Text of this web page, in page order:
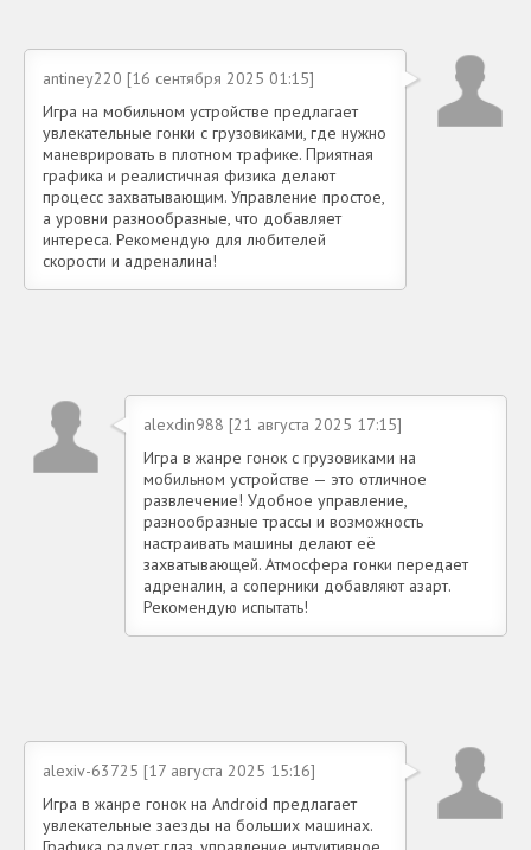
antiney220 [16 сентября 2025 01:15]
Игра на мобильном устройстве предлагает
увлекательные гонки с грузовиками, где нужно
маневрировать в плотном трафике. Приятная
графика и реалистичная физика делают
процесс захватывающим. Управление простое,
а уровни разнообразные, что добавляет
интереса. Рекомендую для любителей
скорости и адреналина!
alexdin988 [21 августа 2025 17:15]
Игра в жанре гонок с грузовиками на
мобильном устройстве — это отличное
развлечение! Удобное управление,
разнообразные трассы и возможность
настраивать машины делают её
захватывающей. Атмосфера гонки передает
адреналин, а соперники добавляют азарт.
Рекомендую испытать!
alexiv-63725 [17 августа 2025 15:16]
Игра в жанре гонок на Android предлагает
увлекательные заезды на больших машинах.